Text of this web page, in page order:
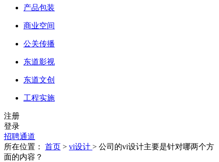
产品包装
商业空间
公关传播
东道影视
东道文创
工程实施
注册
登录
招聘通道
所在位置： 首页 > vi设计 > 公司的vi设计主要是针对哪两个方
面的内容？